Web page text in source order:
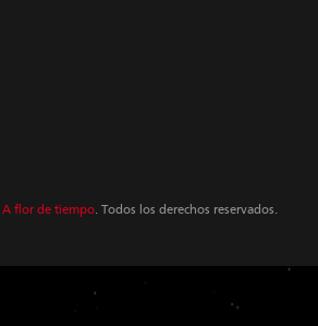
A flor de tiempo. Todos los derechos reservados.